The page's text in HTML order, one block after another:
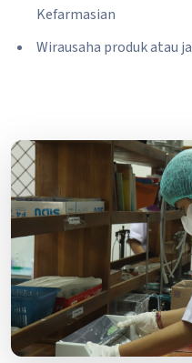
Kefarmasian
Wirausaha produk atau